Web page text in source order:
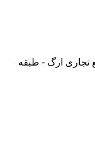
تجاری ارگ - طبقه